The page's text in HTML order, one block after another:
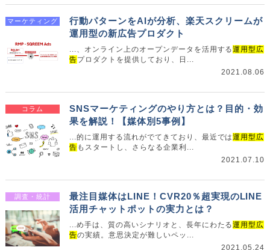
マーケティング
行動パターンをAIが分析、楽天スクリームが
運用型の新広告プロダクト
...、オンライン上のオープンデータを活用する運用型広
告プロダクトを提供しており、日...
2021.08.06
コラム
SNSマーケティングのやり方とは？目的・効
果を解説！【媒体別5事例】
...的に運用する流れがでてきており、最近では運用型広
告 もスタートし、さらなる企業利...
2021.07.10
調査・統計
最注目媒体はLINE！CVR20％超実現のLINE
活用チャットポットの実力とは？
...め手は、質の高いシナリオと、長年にわたる運用型広
告の実績。意思決定が難しいペッ...
2021.05.24